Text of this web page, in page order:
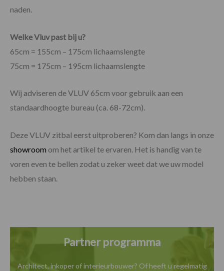
naden.
Welke Vluv past bij u?
65cm = 155cm – 175cm lichaamslengte
75cm = 175cm – 195cm lichaamslengte
Wij adviseren de VLUV 65cm voor gebruik aan een
standaardhoogte bureau (ca. 68-72cm).
Deze VLUV zitbal eerst uitproberen? Kom dan langs in onze
showroom om het artikel te ervaren. Het is handig van te
voren even te bellen zodat u zeker weet dat we uw model
hebben staan.
Partner programma
Architect, inkoper of interieurbouwer? Of heeft u regelmatig